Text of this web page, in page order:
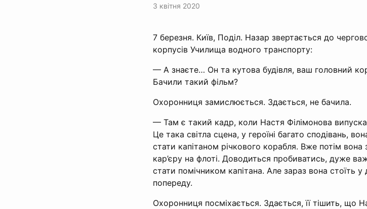
3 квітня 2020
7 березня. Київ, Поділ. Назар звертається до
корпусів Училища водного транспорту:
— А знаєте… Он та кутова будівля, ваш головний
Бачили такий фільм?
Охоронниця замислюється. Здається, не бачила.
— Там є такий кадр, коли Настя Філімонова
Це така світла сцена, у героїні багато сподівань,
стати капітаном річкового корабля. Вже потім
кар’єру на флоті. Доводиться пробиватись, дуже
стати помічником капітана. Але зараз вона стоїть
попереду.
Охоронниця посміхається. Здається, її тішить, що